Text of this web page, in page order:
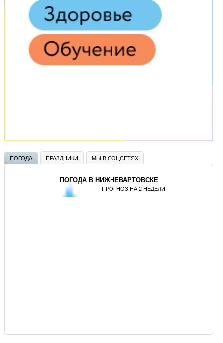
ПОГОДА ПРАЗДНИКИ МЫ В СОЦСЕТЯХ
ПОГОДА В НИЖНЕВАРТОВСКЕ
ПРОГНОЗ НА 2 НЕДЕЛИ